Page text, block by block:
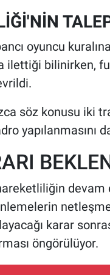
oyuncu
ilettiği bilinirken,
söz konusu iki
yapılanmasını
devam
karar
öngörülüyor.